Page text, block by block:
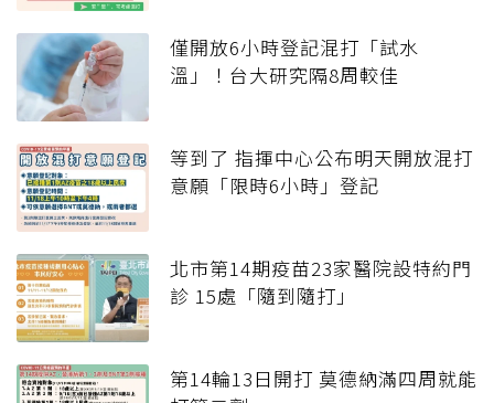
僅開放6小時登記混打「試水
溫」！台大研究隔8周較佳
等到了 指揮中心公布明天開放混打
意願「限時6小時」登記
北市第14期疫苗23家醫院設特約門
診 15處「隨到隨打」
第14輪13日開打 莫德納滿四周就能